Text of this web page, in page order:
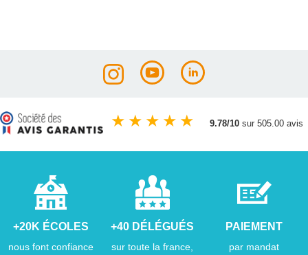
★ ★ ★ ★ ★ 9.78/10 sur 505.00 avis
+20K ÉCOLES
nous font confiance
+40 DÉLÉGUÉS
sur toute la france,
PAIEMENT
par mandat